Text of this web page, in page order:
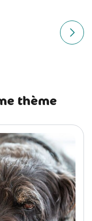
caractère, Article
thème